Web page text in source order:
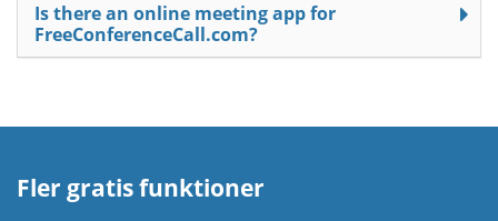
Is there an online meeting app for
FreeConferenceCall.com?
Fler gratis funktioner